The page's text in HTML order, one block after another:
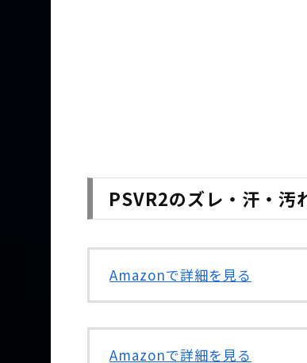
PSVR2のズレ・汗・汚
Amazonで詳細を見る
Amazonで詳細を見る